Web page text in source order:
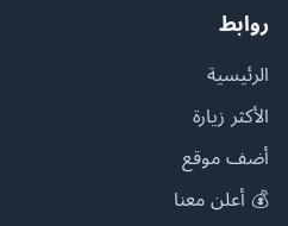
روابط
الرئيسية
الأكثر زيارة
أضف موقع
💰 أعلن معنا